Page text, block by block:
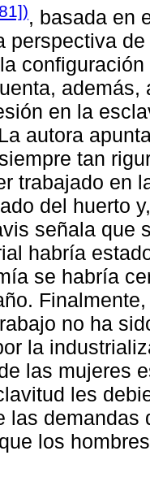
, basada en
perspectiva
en la
autora
tan
trabajado en
del huerto
señala que
habría
se habría
no ha
la
las mujeres
les
las demandas
los